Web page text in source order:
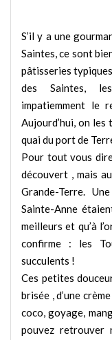
S’il y a une
Saintes, ce sont
pâtisseries
des Saintes,
impatiemment le
Aujourd’hui, on
quai du port de
Pour tout vous
découvert , mais
Grande-Terre.
Sainte-Anne
meilleurs et qu’à
confirme : les
succulents !
Ces petites
brisée , d’une
coco, goyage,
pouvez retrouver